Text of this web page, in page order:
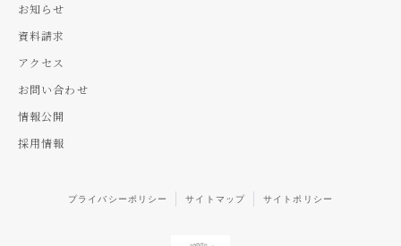
お知らせ
資料請求
アクセス
お問い合わせ
情報公開
採用情報
プライバシーポリシー サイトマップ サイトポリシー